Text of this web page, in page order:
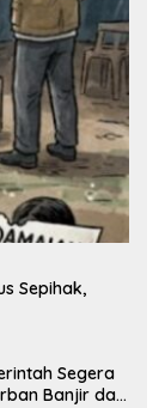
Sepihak,
Segera
Banjir dan